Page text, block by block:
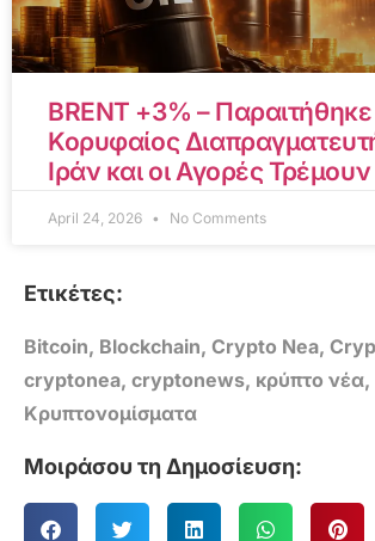
BRENT +3% –
Κορυφαίος
Ιράν και οι Αγορές Τρέμουν
April 24, 2026 No Comments
Ετικέτες:
Bitcoin, Blockchain, Crypto Nea,
cryptonea, cryptonews, κρύπτο νέα,
Κρυπτονομίσματα
Μοιράσου τη Δημοσίευση: